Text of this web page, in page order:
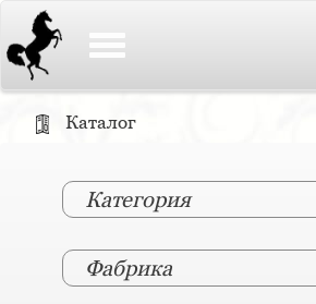
Каталог
Категория
Фабрика